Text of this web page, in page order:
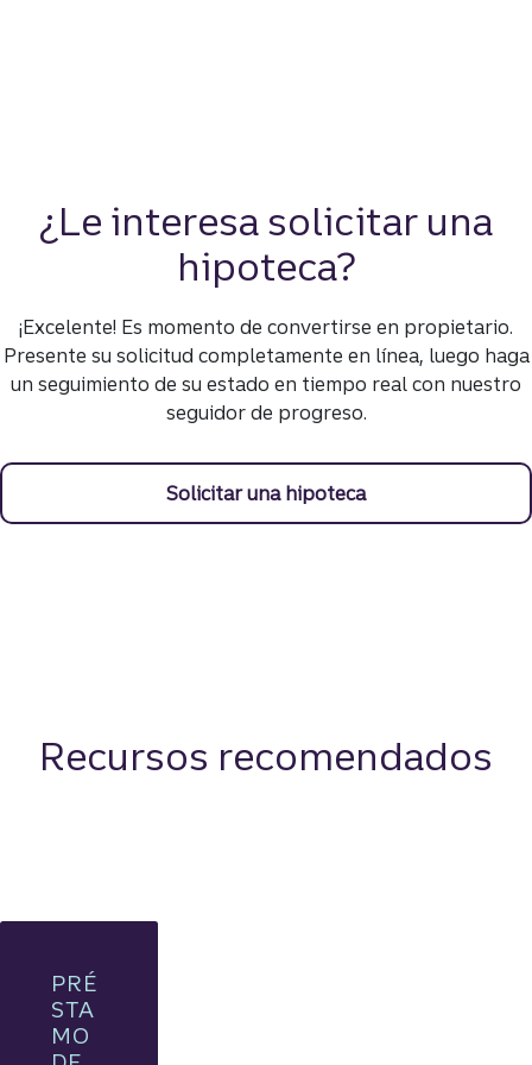
¿Le interesa solicitar una
hipoteca?
¡Excelente! Es momento de convertirse en propietario.
Presente su solicitud completamente en línea, luego haga
un seguimiento de su estado en tiempo real con nuestro
seguidor de progreso.
Solicitar una hipoteca
Recursos recomendados
PRÉ
STA
MO